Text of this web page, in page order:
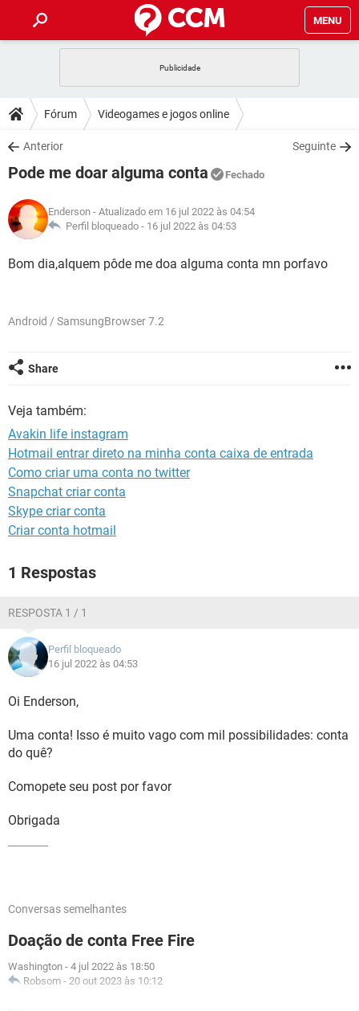
MENU
CELULAR FACEBOOK
OUTLOOK
INSTAGRAM GMAIL
GUIA DE COMPRAS
DICAS
JOGOS WHATSAPP
INSTAGRAM GMAIL
GUIA DE COMPRAS
DOWNLOADS
JOGOS WHATSAPP
CELULAR
OUTLOOK EXCEL
JOGOS WHATSAPP
CELULAR
OUTLOOK EXCEL
GUIA DE COMPRAS
GLOSSÁRIO
GUIA DE COMPRAS
Fórum Videogames e jogos online
Anterior Seguinte
Pode me doar alguma conta Fechado
Enderson - Atualizado em 16 jul 2022 às 04:54
Perfil bloqueado - 16 jul 2022 às 04:53
Bom dia,alquem pôde me doa alguma conta mn porfavo
Android / SamsungBrowser 7.2
Share
Veja também:
Avakin life instagram
Hotmail entrar direto na minha conta caixa de entrada
Como criar uma conta no twitter
Snapchat criar conta
Skype criar conta
Criar conta hotmail
1 Respostas
RESPOSTA 1 / 1
Perfil bloqueado
16 jul 2022 às 04:53
Oi Enderson,
Uma conta! Isso é muito vago com mil possibilidades: conta
do quê?
Comopete seu post por favor
Obrigada
Conversas semelhantes
Doação de conta Free Fire
Washington - 4 jul 2022 às 18:50
Robsom - 20 out 2023 às 10:12